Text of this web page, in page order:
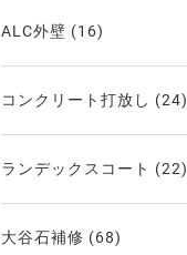
ALC外壁 (16)
コンクリート打放し (24)
ランデックスコート (22)
大谷石補修 (68)